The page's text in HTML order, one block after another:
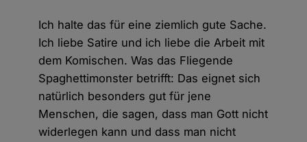
Ich halte das für eine ziemlich gute Sache.
Ich liebe Satire und ich liebe die Arbeit mit
dem Komischen. Was das Fliegende
Spaghettimonster betrifft: Das eignet sich
natürlich besonders gut für jene
Menschen, die sagen, dass man Gott nicht
widerlegen kann und dass man nicht